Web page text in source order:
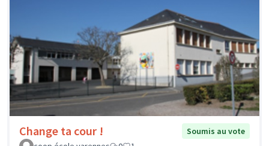
Change ta cour !
Soumis au vote